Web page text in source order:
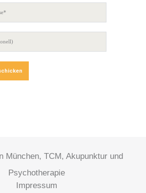
München, TCM, Akupunktur und
Psychotherapie
Impressum